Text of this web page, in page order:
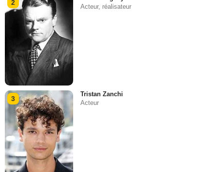
2
Acteur, réalisateur
3
Tristan Zanchi
Acteur